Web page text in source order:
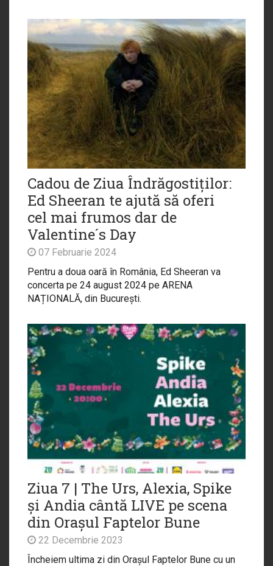
Cadou de Ziua Îndrăgostiților:
Ed Sheeran te ajută să oferi
cel mai frumos dar de
Valentine´s Day
07 Februarie 2024
Pentru a doua oară în România, Ed Sheeran va
concerta pe 24 august 2024 pe ARENA
NAȚIONALĂ, din București.
Ziua 7 | The Urs, Alexia, Spike
și Andia cântă LIVE pe scena
din Orașul Faptelor Bune
22 Decembrie 2023
Încheiem ultima zi din Orașul Faptelor Bune cu un